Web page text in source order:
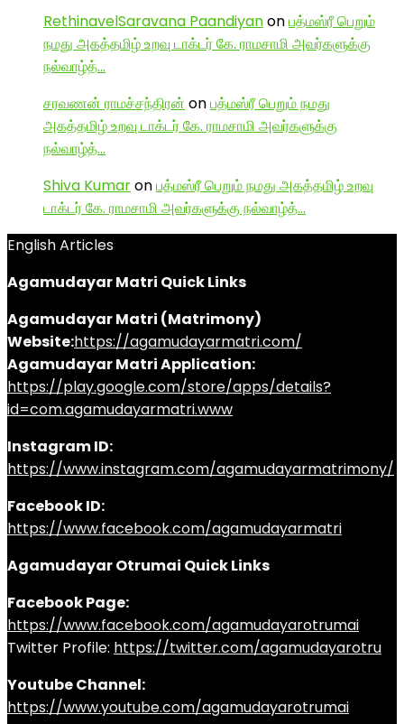
RethinavelSaravana Paandiyanonபத்மஸ்ரீ பெறும்
நமது அகத்தமிழ் உறவு டாக்டர் கே. ராமசாமி அவர்களுக்கு
நல்வாழ்த்…
சரவணன் ராமச்சந்திரன் onபத்மஸ்ரீ பெறும் நமது
அகத்தமிழ் உறவு டாக்டர் கே. ராமசாமி அவர்களுக்கு
நல்வாழ்த்…
Shiva Kumaronபத்மஸ்ரீ பெறும் நமது அகத்தமிழ் உறவு
டாக்டர் கே. ராமசாமி அவர்களுக்கு நல்வாழ்த்…
English Articles
Agamudayar Matri Quick Links
Agamudayar Matri (Matrimony)
Website:https://agamudayarmatri.com/
Agamudayar Matri Application:
https://play.google.com/store/apps/details?
id=com.agamudayarmatri.www
Instagram ID:
https://www.instagram.com/agamudayarmatrimony/
Facebook ID:
https://www.facebook.com/agamudayarmatri
Agamudayar Otrumai Quick Links
Facebook Page:
https://www.facebook.com/agamudayarotrumai
Twitter Profile: https://twitter.com/agamudayarotru
Youtube Channel:
https://www.youtube.com/agamudayarotrumai